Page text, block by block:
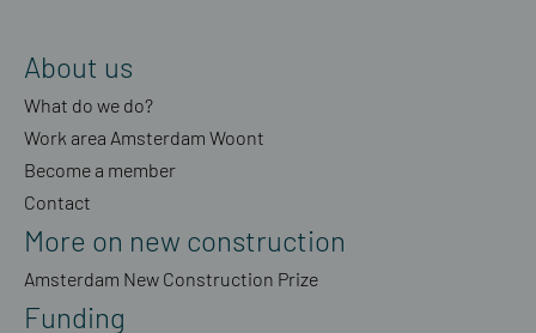
About us
What do we do?
Work area Amsterdam Woont
Become a member
Contact
More on new construction
Amsterdam New Construction Prize
Funding